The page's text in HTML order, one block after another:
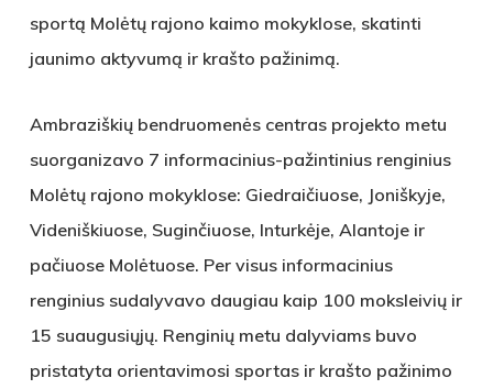
sportą Molėtų rajono kaimo mokyklose, skatinti
jaunimo aktyvumą ir krašto pažinimą.
Ambraziškių bendruomenės centras projekto metu
suorganizavo 7 informacinius-pažintinius renginius
Molėtų rajono mokyklose: Giedraičiuose, Joniškyje,
Videniškiuose, Suginčiuose, Inturkėje, Alantoje ir
pačiuose Molėtuose. Per visus informacinius
renginius sudalyvavo daugiau kaip 100 moksleivių ir
15 suaugusiųjų. Renginių metu dalyviams buvo
pristatyta orientavimosi sportas ir krašto pažinimo